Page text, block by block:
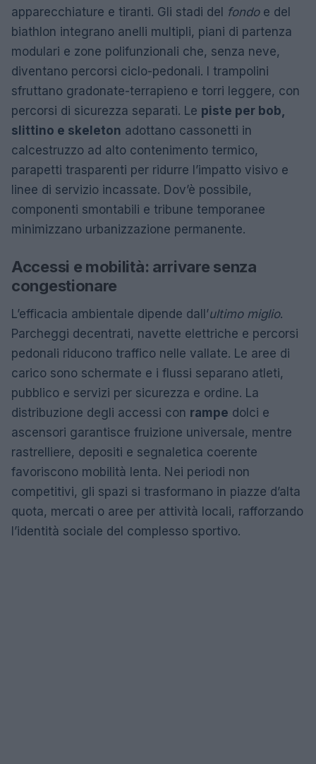
apparecchiature e tiranti. Gli stadi del fondoe del
biathlon integrano anelli multipli, piani di partenza
modulari e zone polifunzionali che, senza neve,
diventano percorsi ciclo-pedonali. I trampolini
sfruttano gradonate-terrapieno e torri leggere, con
percorsi di sicurezza separati. Le piste per bob,
slittino e skeleton adottano cassonetti in
calcestruzzo ad alto contenimento termico,
parapetti trasparenti per ridurre l’impatto visivo e
linee di servizio incassate. Dov’è possibile,
componenti smontabili e tribune temporanee
minimizzano urbanizzazione permanente.
Accessi e mobilità: arrivare senza
congestionare
L’efficacia ambientale dipende dall’ultimo miglio.
Parcheggi decentrati, navette elettriche e percorsi
pedonali riducono traffico nelle vallate. Le aree di
carico sono schermate e i flussi separano atleti,
pubblico e servizi per sicurezza e ordine. La
distribuzione degli accessi con rampe dolci e
ascensori garantisce fruizione universale, mentre
rastrelliere, depositi e segnaletica coerente
favoriscono mobilità lenta. Nei periodi non
competitivi, gli spazi si trasformano in piazze d’alta
quota, mercati o aree per attività locali, rafforzando
l’identità sociale del complesso sportivo.